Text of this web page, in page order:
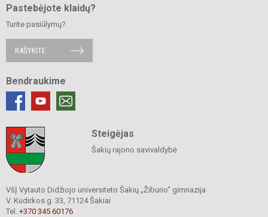
Pastebėjote klaidų?
Turite pasiūlymų?
RAŠYKITE
Bendraukime
Steigėjas
Šakių rajono savivaldybė
VšĮ Vytauto Didžiojo universiteto Šakių „Žiburio“ gimnazija
V. Kudirkos g. 33, 71124 Šakiai
Tel. +370 345 60176